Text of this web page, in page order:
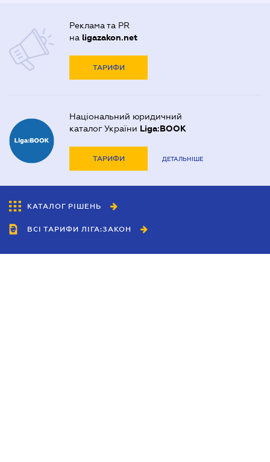
Реклама та PR
на ligazakon.net
ТАРИФИ
Національний юридичний
каталог України Liga:BOOK
ТАРИФИ ДЕТАЛЬНІШЕ
КАТАЛОГ РІШЕНЬ
ВСІ ТАРИФИ ЛІГА:ЗАКОН